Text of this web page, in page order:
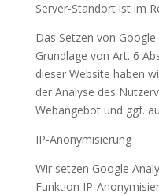
Server-Standort ist im
Das Setzen von
Grundlage von Art. 6
dieser Website haben
der Analyse des
Webangebot und ggf.
IP-Anonymisierung
Wir setzen Google
Funktion IP-